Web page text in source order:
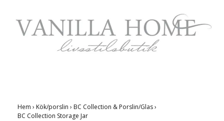
Hem › Kök/porslin › BC Collection & Porslin/Glas›
BC Collection Storage Jar